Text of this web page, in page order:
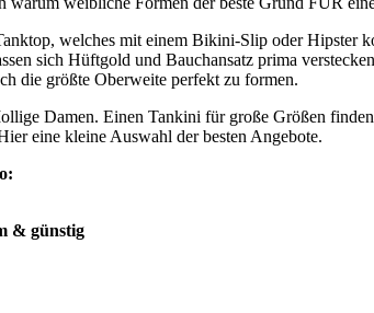
welches mit einem Bikini-Slip oder
sich Hüftgold und Bauchansatz prima
die größte Oberweite perfekt zu formen.
Damen. Einen Tankini für große Größen
eine kleine Auswahl der besten Angebote.
& günstig